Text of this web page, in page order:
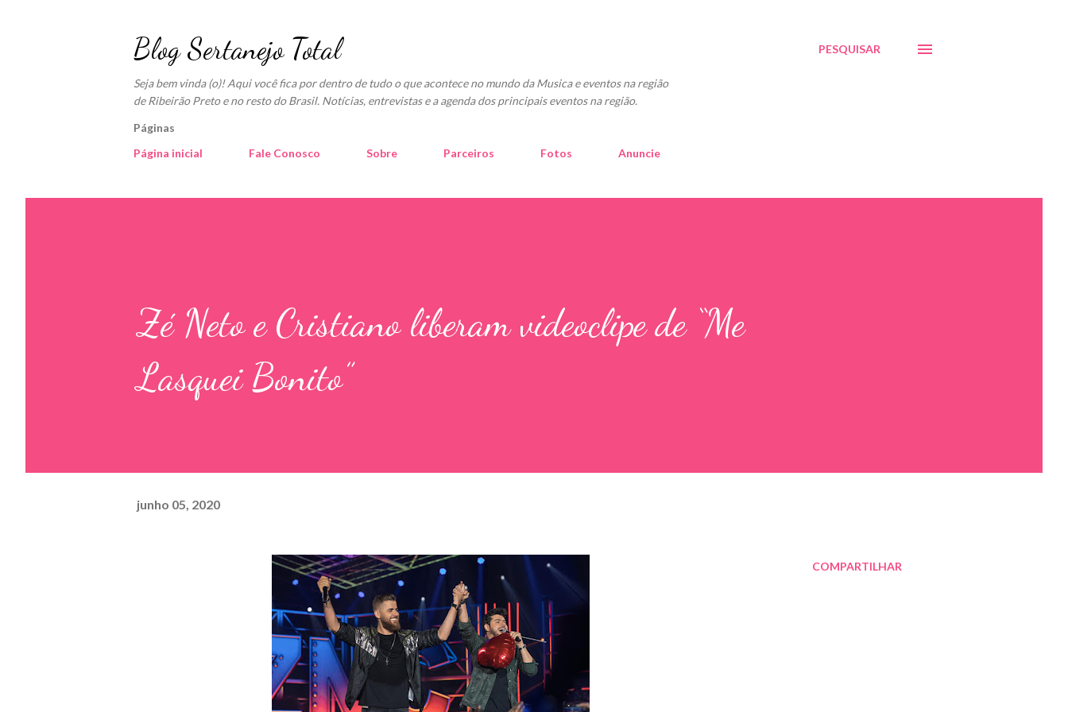
Blog Sertanejo Total
Seja bem vinda (o)! Aqui você fica por dentro de tudo o que acontece no mundo da Musica e eventos na região
de Ribeirão Preto e no resto do Brasil. Notícias, entrevistas e a agenda dos principais eventos na região.
PESQUISAR
Páginas
Página inicial
Fale Conosco Sobre Parceiros Fotos Anuncie
Zé Neto e Cristiano liberam videoclipe de “Me
Lasquei Bonito”
junho 05, 2020
COMPARTILHAR